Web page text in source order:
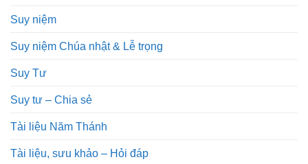
Suy niệm
Suy niệm Chúa nhật & Lễ trọng
Suy Tư
Suy tư – Chia sẻ
Tài liệu Năm Thánh
Tài liệu, sưu khảo – Hỏi đáp